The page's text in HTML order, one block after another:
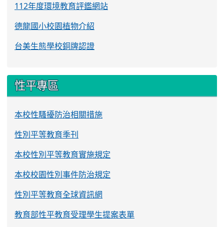
112年度環境教育評鑑網站
德龍國小校園植物介紹
台美生態學校銅牌認證
性平專區
本校性騷擾防治相關措施
性別平等教育季刊
本校性別平等教育實施規定
本校校園性別事件防治規定
性別平等教育全球資訊網
教育部性平教育受理學生提案表單